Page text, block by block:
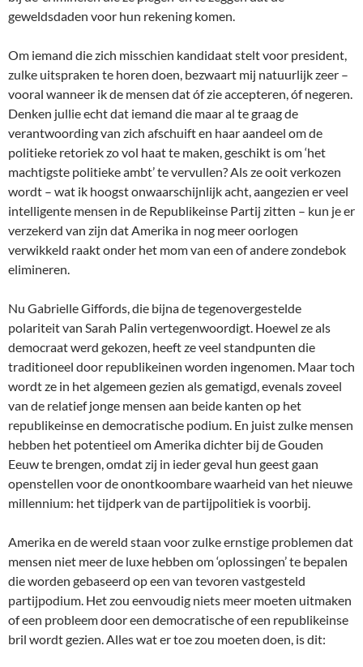
geweldsdaden voor hun rekening komen.
Om iemand die zich misschien kandidaat stelt voor president,
zulke uitspraken te horen doen, bezwaart mij natuurlijk zeer –
vooral wanneer ik de mensen dat óf zie accepteren, óf negeren.
Denken jullie echt dat iemand die maar al te graag de
verantwoording van zich afschuift en haar aandeel om de
politieke retoriek zo vol haat te maken, geschikt is om ‘het
machtigste politieke ambt’ te vervullen? Als ze ooit verkozen
wordt – wat ik hoogst onwaarschijnlijk acht, aangezien er veel
intelligente mensen in de Republikeinse Partij zitten – kun je er
verzekerd van zijn dat Amerika in nog meer oorlogen
verwikkeld raakt onder het mom van een of andere zondebok
elimineren.
Nu Gabrielle Giffords, die bijna de tegenovergestelde
polariteit van Sarah Palin vertegenwoordigt. Hoewel ze als
democraat werd gekozen, heeft ze veel standpunten die
traditioneel door republikeinen worden ingenomen. Maar toch
wordt ze in het algemeen gezien als gematigd, evenals zoveel
van de relatief jonge mensen aan beide kanten op het
republikeinse en democratische podium. En juist zulke mensen
hebben het potentieel om Amerika dichter bij de Gouden
Eeuw te brengen, omdat zij in ieder geval hun geest gaan
openstellen voor de onontkoombare waarheid van het nieuwe
millennium: het tijdperk van de partijpolitiek is voorbij.
Amerika en de wereld staan voor zulke ernstige problemen dat
mensen niet meer de luxe hebben om ‘oplossingen’ te bepalen
die worden gebaseerd op een van tevoren vastgesteld
partijpodium. Het zou eenvoudig niets meer moeten uitmaken
of een probleem door een democratische of een republikeinse
bril wordt gezien. Alles wat er toe zou moeten doen, is dit: